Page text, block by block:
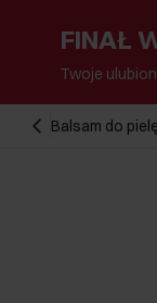
FINAŁ
Twoje
Balsam do